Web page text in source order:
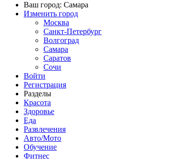
Ваш город: Самара
Изменить город
Москва
Санкт-Петербург
Волгоград
Самара
Саратов
Сочи
Войти
Регистрация
Разделы
Красота
Здоровье
Еда
Развлечения
Авто/Мото
Обучение
Фитнес